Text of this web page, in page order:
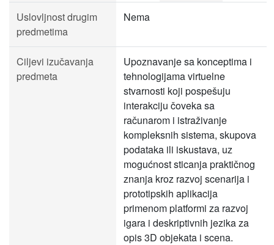
Uslovljnost drugim
predmetima
Nema
Ciljevi izučavanja
predmeta
Upoznavanje sa konceptima i
tehnologijama virtuelne
stvarnosti koji pospešuju
interakciju čoveka sa
računarom i istraživanje
kompleksnih sistema, skupova
podataka ili iskustava, uz
mogućnost sticanja praktičnog
znanja kroz razvoj scenarija i
prototipskih aplikacija
primenom platformi za razvoj
igara i deskriptivnih jezika za
opis 3D objekata i scena.